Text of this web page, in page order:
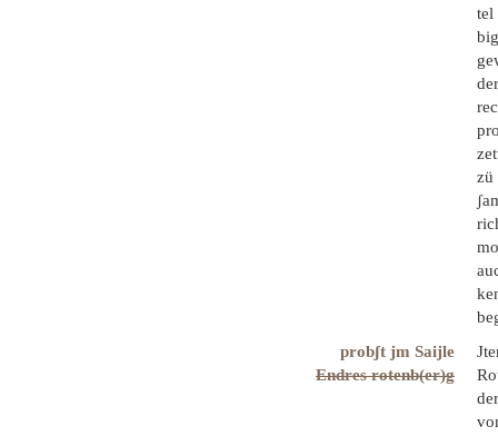
tel
zü
probʃt jm Saijle
Endres rotenb(er)g